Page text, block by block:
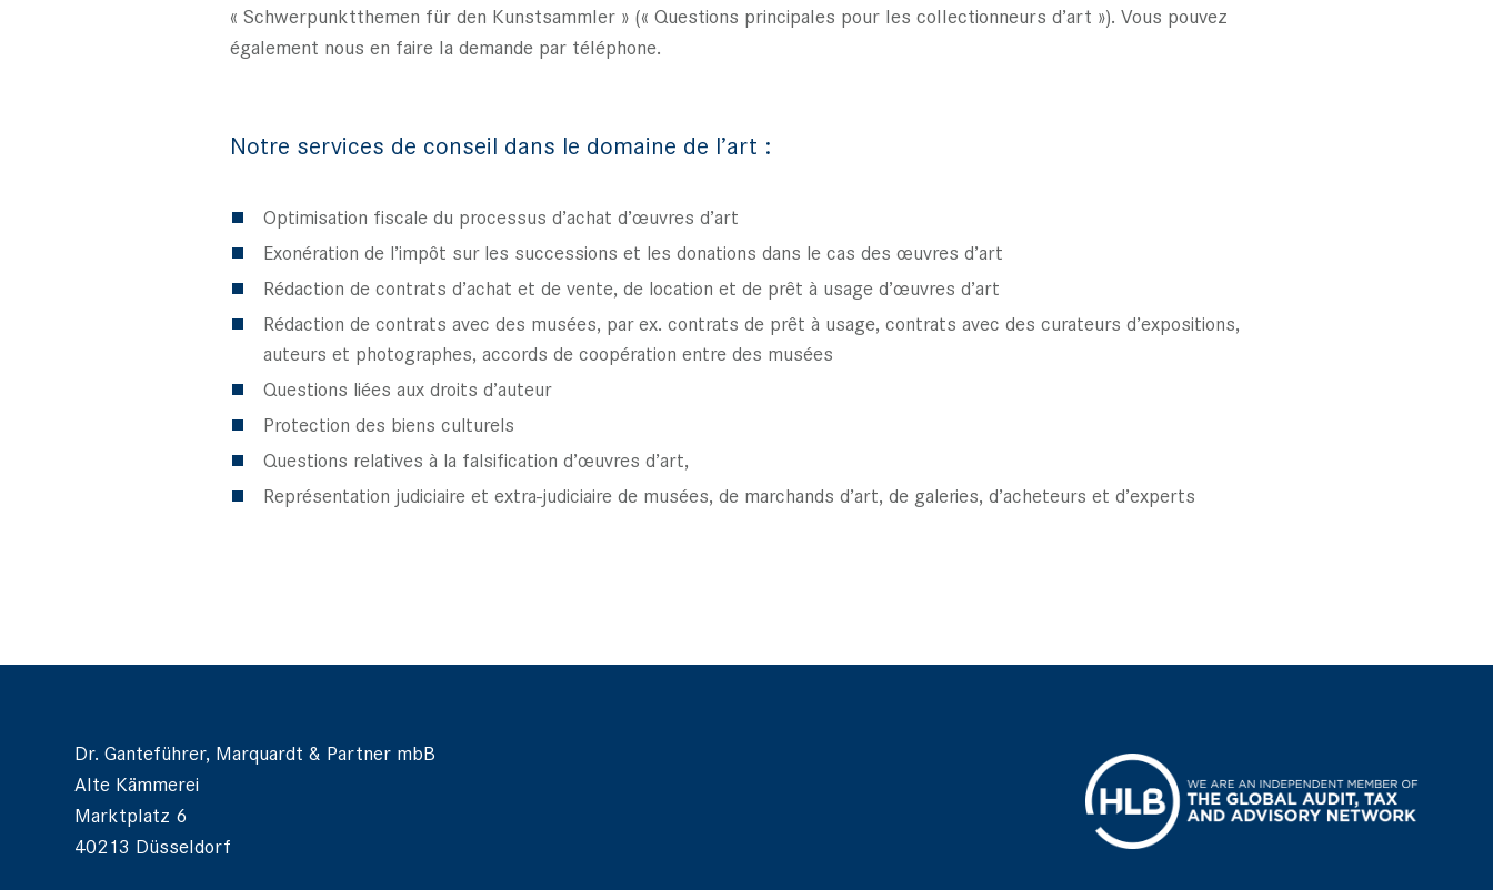
« Schwerpunktthemen für den Kunstsammler » (« Questions principales pour les collectionneurs d’art »). Vous pouvez
également nous en faire la demande par téléphone.
Notre services de conseil dans le domaine de l’art :
Optimisation fiscale du processus d’achat d’œuvres d’art
Exonération de l’impôt sur les successions et les donations dans le cas des œuvres d’art
Rédaction de contrats d’achat et de vente, de location et de prêt à usage d’œuvres d’art
Rédaction de contrats avec des musées, par ex. contrats de prêt à usage, contrats avec des curateurs d’expositions,
auteurs et photographes, accords de coopération entre des musées
Questions liées aux droits d’auteur
Protection des biens culturels
Questions relatives à la falsification d’œuvres d’art,
Représentation judiciaire et extra-judiciaire de musées, de marchands d’art, de galeries, d’acheteurs et d’experts
Dr. Ganteführer, Marquardt & Partner mbB
Alte Kämmerei
Marktplatz 6
40213 Düsseldorf